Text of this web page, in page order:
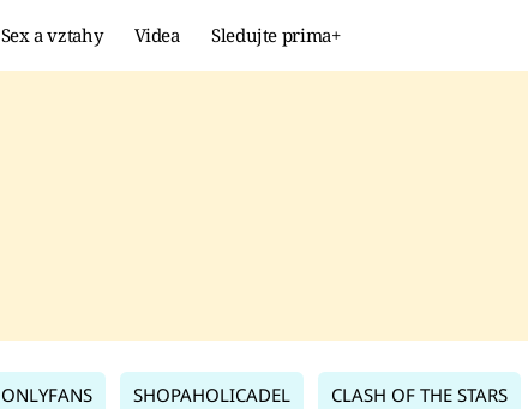
Sex a vztahy Videa Sledujte prima+
ONLYFANS SHOPAHOLICADEL CLASH OF THE STARS